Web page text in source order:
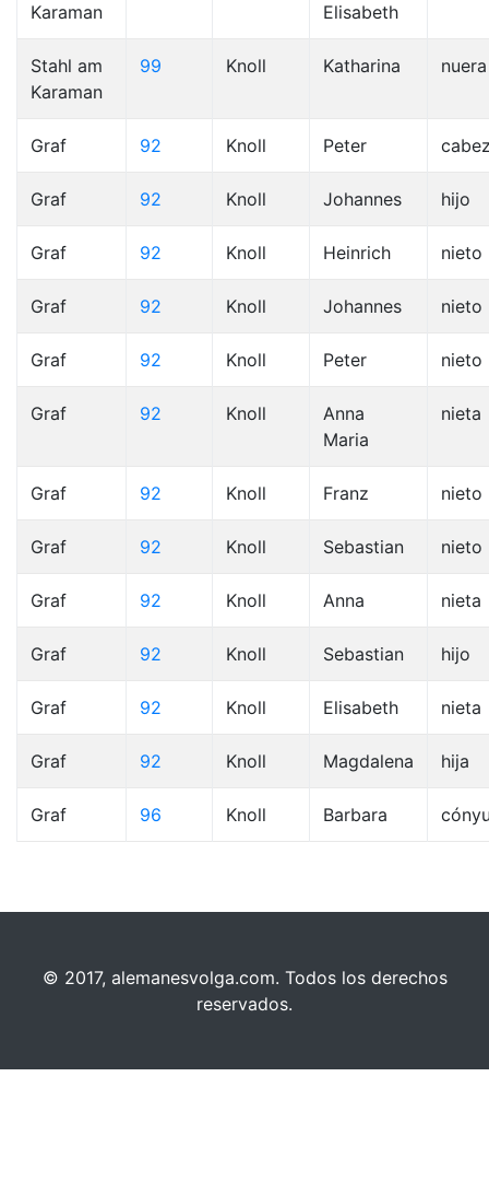
Karaman
Elisabeth
Stahl am
Karaman
99 Knoll Katharina nuera
Graf 92 Knoll Peter
Graf 92 Knoll Johannes hijo
Graf 92 Knoll Heinrich nieto
Graf 92 Knoll Johannes nieto
Graf 92 Knoll Peter nieto
Graf 92 Knoll
Anna
Maria
nieta
Graf 92 Knoll Franz nieto
Graf 92 Knoll Sebastian nieto
Graf 92 Knoll Anna nieta
Graf 92 Knoll Sebastian hijo
Graf 92 Knoll Elisabeth nieta
Graf 92 Knoll Magdalena hija
Graf 96 Knoll Barbara
© 2017, alemanesvolga.com. Todos los derechos
reservados.